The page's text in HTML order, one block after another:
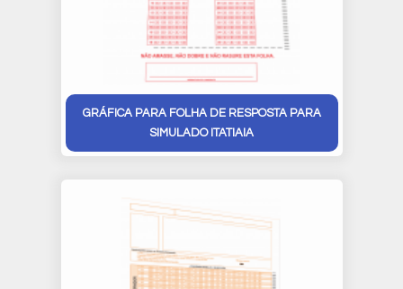
GRÁFICA PARA FOLHA DE RESPOSTA PARA
SIMULADO ITATIAIA